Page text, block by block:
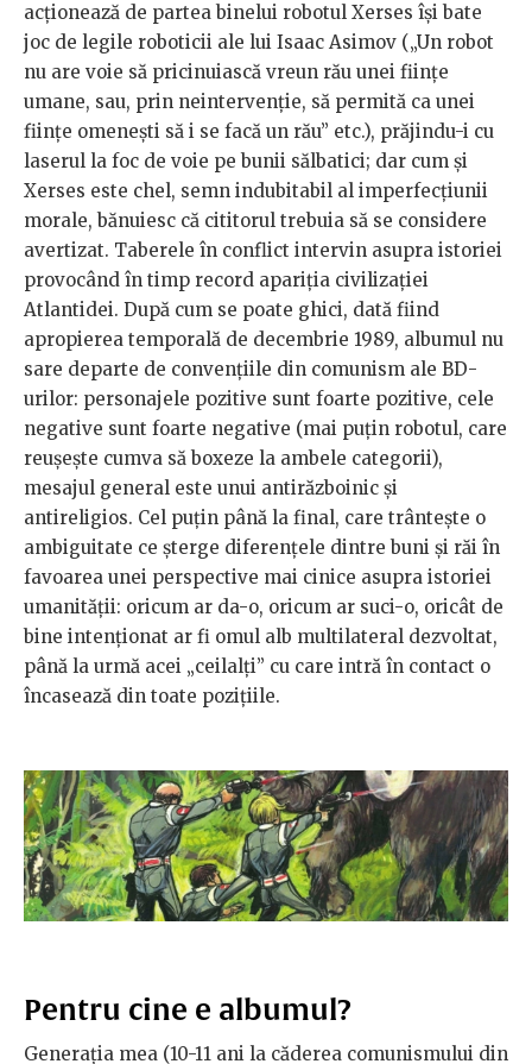
acționează de partea binelui robotul Xerses își bate
joc de legile roboticii ale lui Isaac Asimov („Un robot
nu are voie să pricinuiască vreun rău unei ființe
umane, sau, prin neintervenție, să permită ca unei
ființe omenești să i se facă un rău” etc.), prăjindu-i cu
laserul la foc de voie pe bunii sălbatici; dar cum și
Xerses este chel, semn indubitabil al imperfecțiunii
morale, bănuiesc că cititorul trebuia să se considere
avertizat. Taberele în conflict intervin asupra istoriei
provocând în timp record apariția civilizației
Atlantidei. După cum se poate ghici, dată fiind
apropierea temporală de decembrie 1989, albumul nu
sare departe de convențiile din comunism ale BD-
urilor: personajele pozitive sunt foarte pozitive, cele
negative sunt foarte negative (mai puțin robotul, care
reușește cumva să boxeze la ambele categorii),
mesajul general este unui antirăzboinic și
antireligios. Cel puțin până la final, care trântește o
ambiguitate ce șterge diferențele dintre buni și răi în
favoarea unei perspective mai cinice asupra istoriei
umanității: oricum ar da-o, oricum ar suci-o, oricât de
bine intenționat ar fi omul alb multilateral dezvoltat,
până la urmă acei „ceilalți” cu care intră în contact o
încasează din toate pozițiile.
Pentru cine e albumul?
Generația mea (10-11 ani la căderea comunismului din